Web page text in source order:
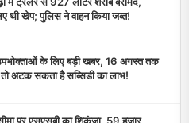
थी खेप; पुलिस ने वाहन किया जब्त!
के लिए बड़ी खबर, 16 अगस्त तक
तो अटक सकता है सब्सिडी का लाभ!